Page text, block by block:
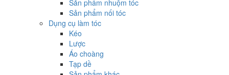
Sản phẩm nhuộm tóc
Sản phẩm nối tóc
Dụng cụ làm tóc
Kéo
Lược
Áo choàng
Tạp dề